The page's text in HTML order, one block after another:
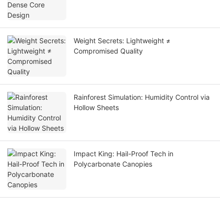
Weight Secrets: Lightweight ≠
Compromised Quality
Rainforest Simulation: Humidity Control via
Hollow Sheets
Impact King: Hail-Proof Tech in
Polycarbonate Canopies